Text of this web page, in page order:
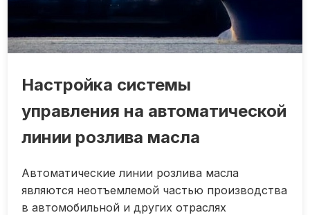
Настройка системы
управления на автоматической
линии розлива масла
Автоматические линии розлива масла
являются неотъемлемой частью производства
в автомобильной и других отраслях